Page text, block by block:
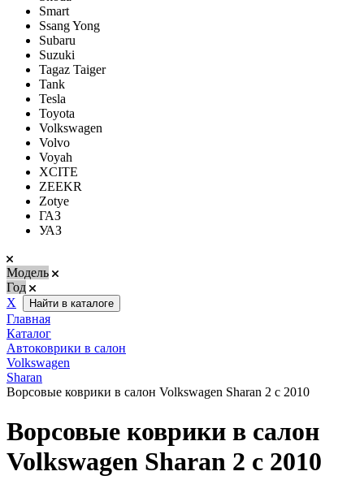
Smart
Ssang Yong
Subaru
Suzuki
Tagaz Taiger
Tank
Tesla
Toyota
Volkswagen
Volvo
Voyah
XCITE
ZEEKR
Zotye
ГАЗ
УАЗ
Модель
Год
Х
Найти в каталоге
Главная
Каталог
Автоковрики в салон
Volkswagen
Sharan
Ворсовые коврики в салон Volkswagen Sharan 2 с 2010
Ворсовые коврики в салон
Volkswagen Sharan 2 с 2010